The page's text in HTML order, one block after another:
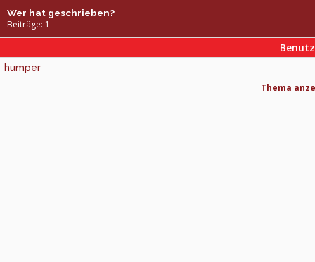
Wer hat geschrieben?
Beiträge: 1
humper
Thema